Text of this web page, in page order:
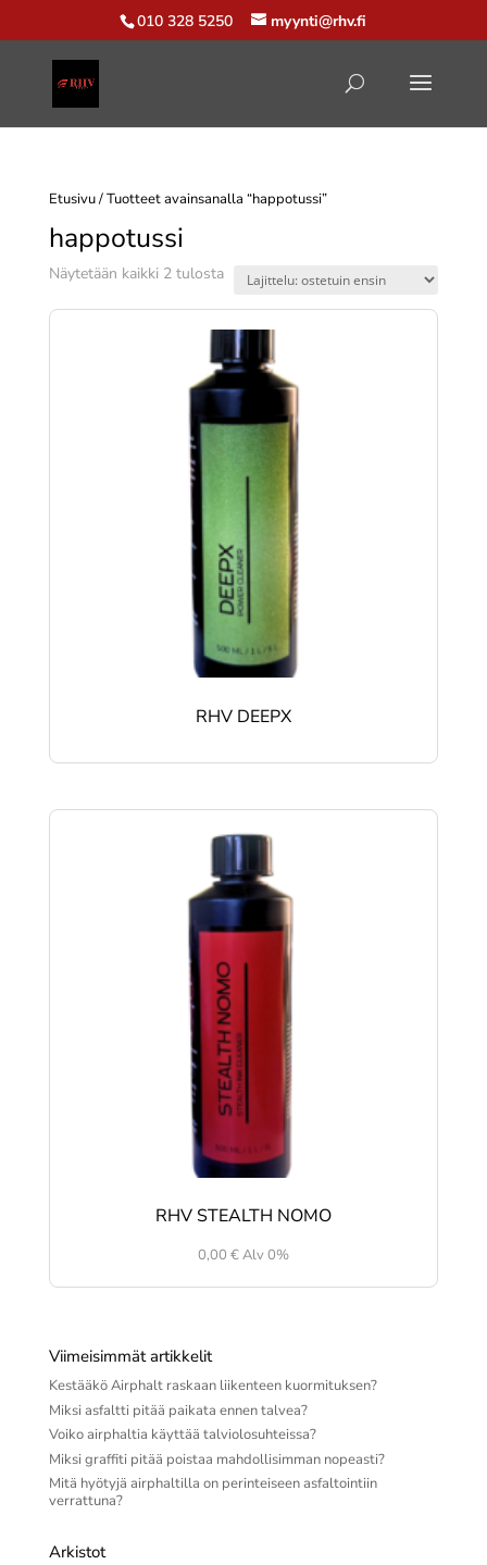
010 328 5250 myynti@rhv.fi
Etusivu/ Tuotteet avainsanalla “happotussi”
happotussi
Näytetään kaikki 2 tulostaSuosituimmat
ensin
RHV DEEPX
RHV STEALTH NOMO
0,00 €Alv 0%
Viimeisimmät artikkelit
Kestääkö Airphalt raskaan liikenteen kuormituksen?
Miksi asfaltti pitää paikata ennen talvea?
Voiko airphaltia käyttää talviolosuhteissa?
Miksi graffiti pitää poistaa mahdollisimman nopeasti?
Mitä hyötyjä airphaltilla on perinteiseen asfaltointiin
verrattuna?
Arkistot